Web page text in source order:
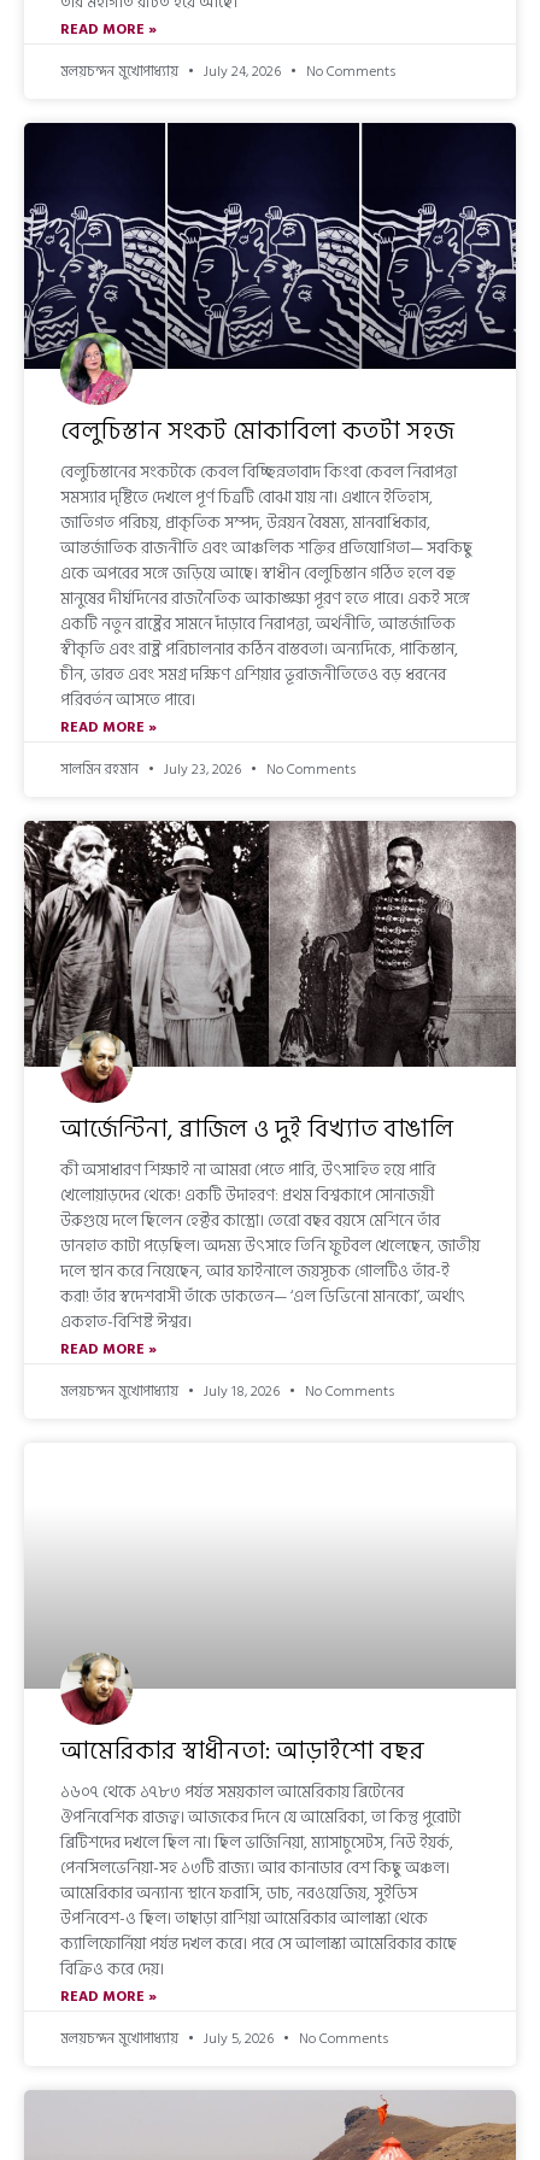
READ MORE »
মলয়চন্দন মুখোপাধ্যায়
July 24, 2026 No Comments
বেলুচিস্তান সংকট মোকাবিলা কতটা সহজ
বেলুচিস্তানের সংকটকে কেবল বিচ্ছিন্নতাবাদ কিংবা কেবল নিরাপত্তা
সমস্যার দৃষ্টিতে দেখলে পূর্ণ চিত্রটি বোঝা যায় না। এখানে ইতিহাস,
জাতিগত পরিচয়, প্রাকৃতিক সম্পদ, উন্নয়ন বৈষম্য, মানবাধিকার,
আন্তর্জাতিক রাজনীতি এবং আঞ্চলিক শক্তির প্রতিযোগিতা— সবকিছু
একে অপরের সঙ্গে জড়িয়ে আছে। স্বাধীন বেলুচিস্তান গঠিত হলে বহু
মানুষের দীর্ঘদিনের রাজনৈতিক আকাঙ্ক্ষা পূরণ হতে পারে। একই সঙ্গে
একটি নতুন রাষ্ট্রের সামনে দাঁড়াবে নিরাপত্তা, অর্থনীতি, আন্তর্জাতিক
স্বীকৃতি এবং রাষ্ট্র পরিচালনার কঠিন বাস্তবতা। অন্যদিকে, পাকিস্তান,
চীন, ভারত এবং সমগ্র দক্ষিণ এশিয়ার ভূরাজনীতিতেও বড় ধরনের
পরিবর্তন আসতে পারে।
READ MORE »
সালমিন রহমান
July 23, 2026 No Comments
আর্জেন্টিনা, ব্রাজিল ও দুই বিখ্যাত বাঙালি
কী অসাধারণ শিক্ষাই না আমরা পেতে পারি, উৎসাহিত হয়ে পারি
খেলোয়াড়দের থেকে! একটি উদাহরণ: প্রথম বিশ্বকাপে সোনাজয়ী
উরুগুয়ে দলে ছিলেন হেক্টর কাস্ত্রো। তেরো বছর বয়সে মেশিনে তাঁর
ডানহাত কাটা পড়েছিল। অদম্য উৎসাহে তিনি ফুটবল খেলেছেন, জাতীয়
দলে স্থান করে নিয়েছেন, আর ফাইনালে জয়সূচক গোলটিও তাঁর-ই
করা! তাঁর স্বদেশবাসী তাঁকে ডাকতেন— ‘এল ডিভিনো মানকো’, অর্থাৎ
একহাত-বিশিষ্ট ঈশ্বর।
READ MORE »
মলয়চন্দন মুখোপাধ্যায়
July 18, 2026 No Comments
আমেরিকার স্বাধীনতা: আড়াইশো বছর
১৬০৭ থেকে ১৭৮৩ পর্যন্ত সময়কাল আমেরিকায় ব্রিটেনের
ঔপনিবেশিক রাজত্ব। আজকের দিনে যে আমেরিকা, তা কিন্তু পুরোটা
ব্রিটিশদের দখলে ছিল না। ছিল ভার্জিনিয়া, ম্যাসাচুসেটস, নিউ ইয়র্ক,
পেনসিলভেনিয়া-সহ ১৩টি রাজ্য। আর কানাডার বেশ কিছু অঞ্চল।
আমেরিকার অন্যান্য স্থানে ফরাসি, ডাচ, নরওয়েজিয়, সুইডিস
উপনিবেশ-ও ছিল। তাছাড়া রাশিয়া আমেরিকার আলাস্কা থেকে
ক্যালিফোর্নিয়া পর্যন্ত দখল করে। পরে সে আলাস্কা আমেরিকার কাছে
বিক্রিও করে দেয়।
READ MORE »
মলয়চন্দন মুখোপাধ্যায়
July 5, 2026 No Comments